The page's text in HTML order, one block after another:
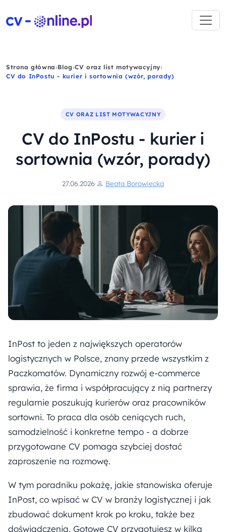
Strona główna›Blog›CV oraz list motywacyjny›
CV do InPostu - kurier i sortownia (wzór, porady)
CV ORAZ LIST MOTYWACYJNY
CV do InPostu - kurier i
sortownia (wzór, porady)
27.06.2026· Beata Borowiecka
InPost to jeden z największych operatorów
logistycznych w Polsce, znany przede wszystkim z
Paczkomatów. Dynamiczny rozwój e-commerce
sprawia, że firma i współpracujący z nią partnerzy
regularnie poszukują kurierów oraz pracowników
sortowni. To praca dla osób ceniących ruch,
samodzielność i konkretne tempo - a dobrze
przygotowane CV pomaga szybciej dostać
zaproszenie na rozmowę.
W tym poradniku pokażę, jakie stanowiska oferuje
InPost, co wpisać w CV w branży logistycznej i jak
zbudować dokument krok po kroku, także bez
doświadczenia. Gotowe CV przygotujesz w kilka